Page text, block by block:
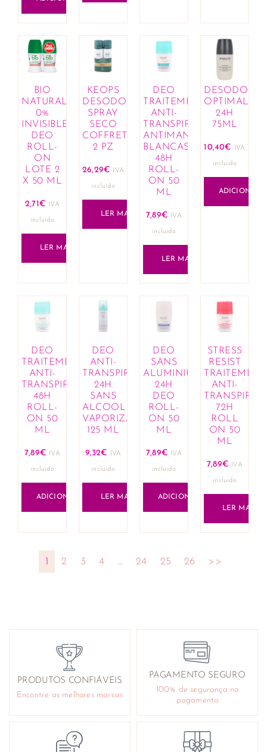
BIO
NATURAL
0%
INVISIBLE
DEO
ROLL-
ON
LOTE 2
X 50 ML
2,71 € IVA
incluido
LER MAIS
KEOPS
DESODORANTE
SPRAY
SECO
COFFRET
2 PZ
26,29€ IVA
incluido
LER MAIS
DEO
TRAITEMENT
ANTI-
TRANSPIRANT
ANTIMANCHAS
BLANCAS
48H
ROLL-
ON 50
ML
7,89€ IVA
incluido
LER MAIS
OPTIMALE
24H
75ML
10,40€ IVA
incluido
ADICIONAR
DEO
TRAITEMENT
ANTI-
TRANSPIRANT
48H
ROLL-
ON 50
ML
7,89€ IVA
incluido
ADICIONAR
DEO
ANTI-
TRANSPIRANT
24H
SANS
ALCOOL
VAPORIZADOR
125 ML
9,32€ IVA
incluido
LER MAIS
DEO
SANS
ALUMINIUM
24H
DEO
ROLL-
ON 50
ML
7,89€ IVA
incluido
ADICIONAR
STRESS
RESIST
TRAITEMENT
ANTI-
72H
ROLL
ON 50
ML
7,89€ IVA
incluido
LER MAIS
1 2 3 4 … 24 25 26 >>
PRODUTOS CONFIÁVEIS
Encontre as melhores marcas
PAGAMENTO SEGURO
100% de segurança no
pagamento